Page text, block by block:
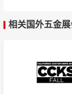
相关国外五金